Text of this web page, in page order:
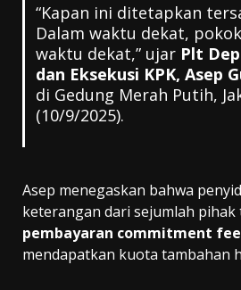
“Kapan ini ditetapkan
Dalam waktu dekat,
waktu dekat,” ujar Plt
dan Eksekusi KPK, Asep
di Gedung Merah Putih,
(10/9/2025).
Asep menegaskan bahwa
keterangan dari sejumlah
pembayaran commitment fee
mendapatkan kuota tambahan